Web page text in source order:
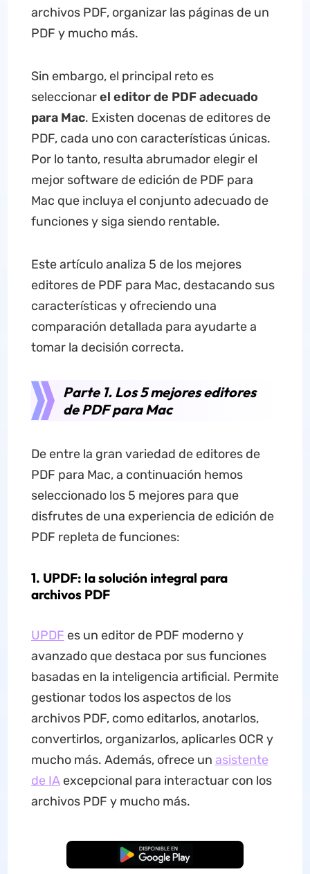
archivos PDF, organizar las páginas de un
PDF y mucho más.
Sin embargo, el principal reto es
seleccionarel editor de PDF adecuado
para Mac. Existen docenas de editores de
PDF, cada uno con características únicas.
Por lo tanto, resulta abrumador elegir el
mejor software de edición de PDF para
Mac que incluya el conjunto adecuado de
funciones y siga siendo rentable.
Este artículo analiza 5 de los mejores
editores de PDF para Mac, destacando sus
características y ofreciendo una
comparación detallada para ayudarte a
tomar la decisión correcta.
Parte 1. Los 5 mejores editores
de PDF para Mac
De entre la gran variedad de editores de
PDF para Mac, a continuación hemos
seleccionado los 5 mejores para que
disfrutes de una experiencia de edición de
PDF repleta de funciones:
1. UPDF: la solución integral para
archivos PDF
UPDF es un editor de PDF moderno y
avanzado que destaca por sus funciones
basadas en la inteligencia artificial. Permite
gestionar todos los aspectos de los
archivos PDF, como editarlos, anotarlos,
convertirlos, organizarlos, aplicarles OCR y
mucho más. Además, ofrece un asistente
de IAexcepcional para interactuar con los
archivos PDF y mucho más.
Descarga Gratuita